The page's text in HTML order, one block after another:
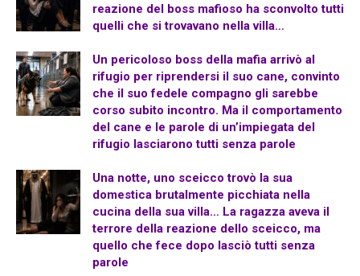
reazione del boss mafioso ha sconvolto tutti
quelli che si trovavano nella villa…
Un pericoloso boss della mafia arrivò al
rifugio per riprendersi il suo cane, convinto
che il suo fedele compagno gli sarebbe
corso subito incontro. Ma il comportamento
del cane e le parole di un’impiegata del
rifugio lasciarono tutti senza parole
Una notte, uno sceicco trovò la sua
domestica brutalmente picchiata nella
cucina della sua villa… La ragazza aveva il
terrore della reazione dello sceicco, ma
quello che fece dopo lasciò tutti senza
parole